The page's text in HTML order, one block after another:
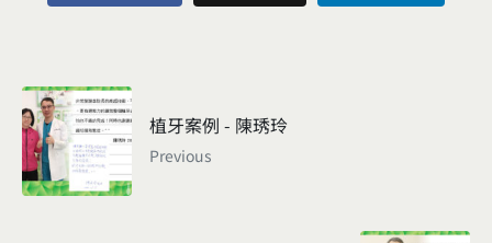
植牙案例 - 陳琇玲
Previous